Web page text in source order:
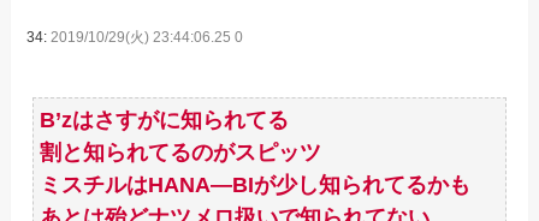
34:2019/10/29(火) 23:44:06.25 0
B’zはさすがに知られてる
割と知られてるのがスピッツ
ミスチルはHANA―BIが少し知られてるかも